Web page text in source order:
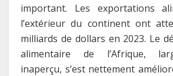
important. Les exportations
l’extérieur du continent ont
milliards de dollars en 2023. Le
alimentaire de l’Afrique,
inaperçu, s’est nettement